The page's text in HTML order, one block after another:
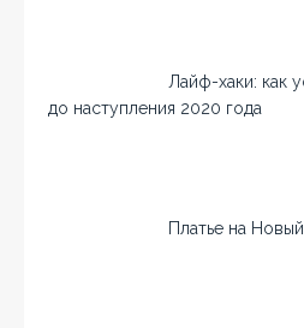
Лайф-хаки: как
до наступления 2020 года
Платье на